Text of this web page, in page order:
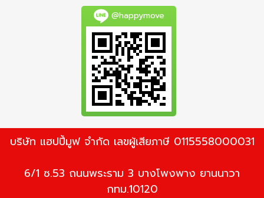
@happymove
บริษัท แฮปปี้มูฟ จำกัด เลขผู้เสียภาษี 0115558000031
6/1 ซ.53 ถนนพระราม 3 บางโพงพาง ยานนาวา
กทม.10120